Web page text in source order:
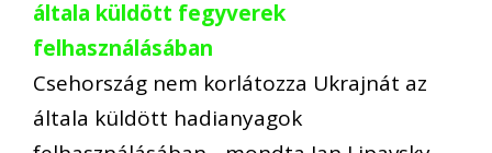
általa küldött fegyverek
felhasználásában
Csehország nem korlátozza Ukrajnát az
általa küldött hadianyagok